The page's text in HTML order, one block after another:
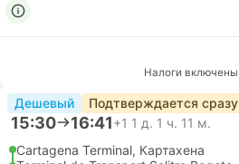
Налоги включены
Дешевый Подтверждается сразу
15:30 16:41+1 1 д. 1 ч. 11 м.
Cartagena Terminal, Картахена